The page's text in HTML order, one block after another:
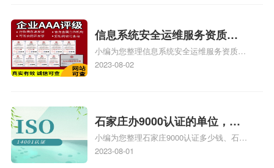
信息系统安全运维服务资质二
级费用，信息系统安全运维服
务资质二级
小编为您整理信息系统安全运维服务资质认
证证书机构有哪些、安全运维服务资质的费
体系认证知识，详情可查看下方正文！
2023-08-02
石家庄办9000认证的单位，石
家庄9000认证的公司
小编为您整理石家庄9000认证多少钱、石家
庄9000认证价格多少钱、石家庄9000认证
2023-08-01